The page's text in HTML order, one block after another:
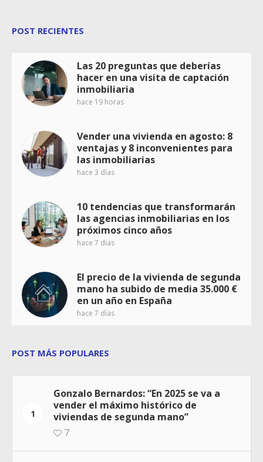
POST RECIENTES
Las 20 preguntas que deberías
hacer en una visita de captación
inmobiliaria
hace 19 horas
Vender una vivienda en agosto: 8
ventajas y 8 inconvenientes para
las inmobiliarias
hace 3 días
10 tendencias que transformarán
las agencias inmobiliarias en los
próximos cinco años
hace 7 días
El precio de la vivienda de segunda
mano ha subido de media 35.000 €
en un año en España
hace 7 días
POST MÁS POPULARES
1
Gonzalo Bernardos: “En 2025 se va a
vender el máximo histórico de
viviendas de segunda mano”
7